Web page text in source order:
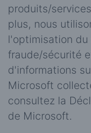
produits/
plus, nous
l'optimisation
fraude/sécurité
d'informations
Microsoft
consultez la
de Microsoft.